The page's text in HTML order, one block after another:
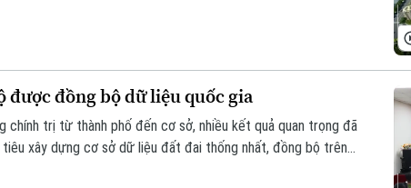
được đồng bộ dữ liệu quốc gia
chính trị từ thành phố đến cơ sở, nhiều kết quả quan trọng đã
xây dựng cơ sở dữ liệu đất đai thống nhất, đồng bộ trên